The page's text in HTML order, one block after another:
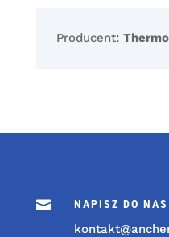
Producent:
 NAPISZ DO NAS